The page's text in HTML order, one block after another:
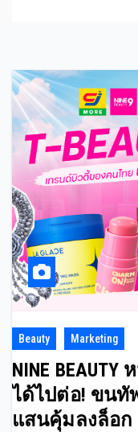
Beauty Marketing
NINE
ได้ไปต่อ! ขนทั
แสนคุ้มลงล็อก